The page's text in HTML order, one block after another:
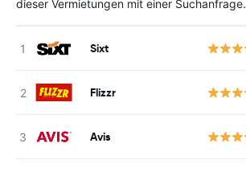
dieser Vermietungen mit einer Suchanfrage.
Sixt
Flizzr
Avis